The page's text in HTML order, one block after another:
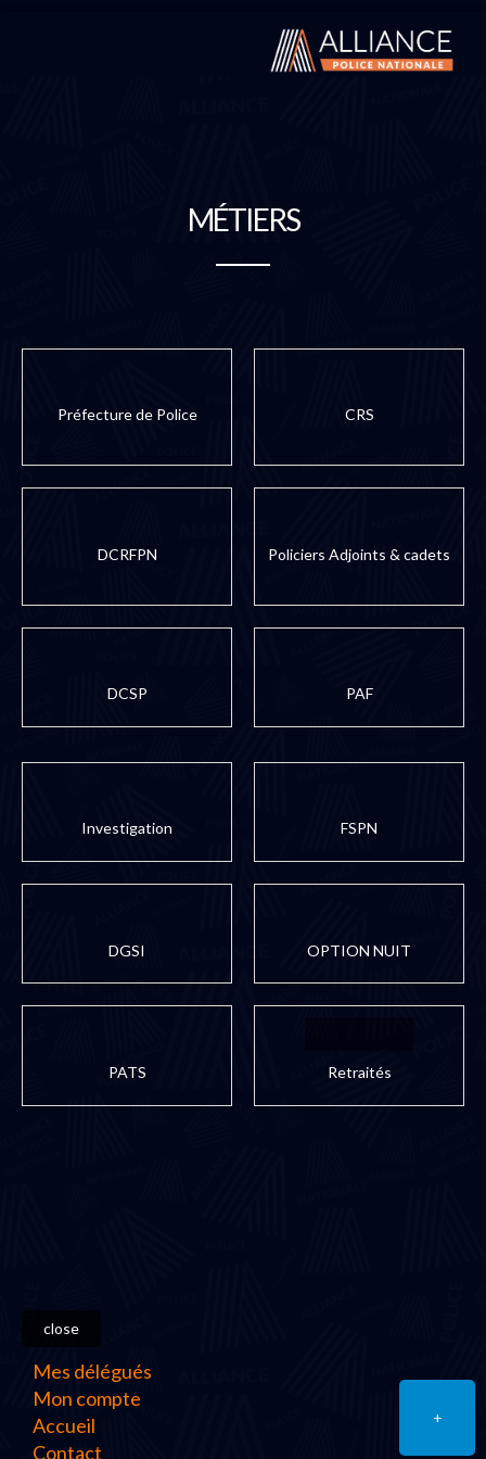
MÉTIERS
Préfecture de Police CRS
DCRFPN Policiers Adjoints & cadets
DCSP PAF
Investigation FSPN
DGSI OPTION NUIT
PATS Retraités
+
close
Mes délégués
Mon compte
Accueil
Contact